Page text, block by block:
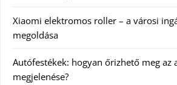
Xiaomi elektromos roller – a városi
megoldása
Autófestékek: hogyan őrizhető meg az
megjelenése?